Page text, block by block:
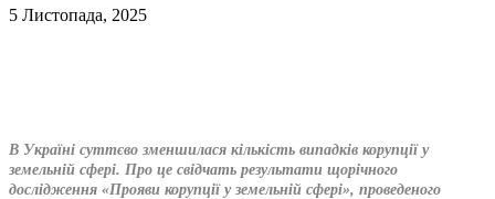
5 Листопада, 2025
В Україні суттєво зменшилася кількість випадків корупції у
земельній сфері. Про це свідчать результати щорічного
дослідження «Прояви корупції у земельній сфері», проведеного